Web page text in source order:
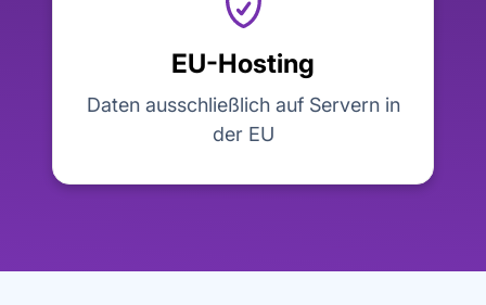
EU-Hosting
Daten ausschließlich auf Servern in
der EU